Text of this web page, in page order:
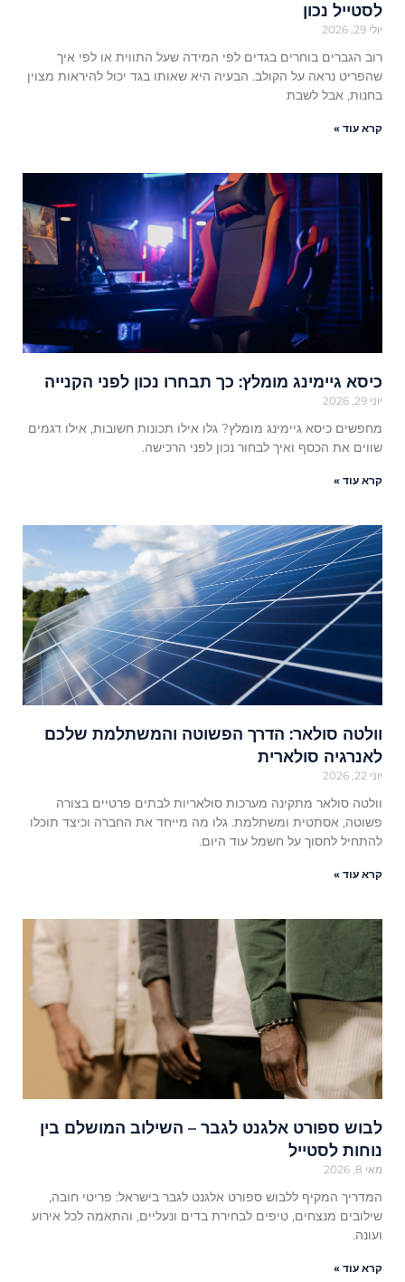
לסטייל נכון
יולי 29, 2026
רוב הגברים בוחרים בגדים לפי המידה שעל התווית או לפי איך
שהפריט נראה על הקולב. הבעיה היא שאותו בגד יכול להיראות מצוין
בחנות, אבל לשבת
קרא עוד »
כיסא גיימינג מומלץ: כך תבחרו נכון לפני הקנייה
יוני 29, 2026
מחפשים כיסא גיימינג מומלץ? גלו אילו תכונות חשובות, אילו דגמים
שווים את הכסף ואיך לבחור נכון לפני הרכישה.
קרא עוד »
וולטה סולאר: הדרך הפשוטה והמשתלמת שלכם
לאנרגיה סולארית
יוני 22, 2026
וולטה סולאר מתקינה מערכות סולאריות לבתים פרטיים בצורה
פשוטה, אסתטית ומשתלמת. גלו מה מייחד את החברה וכיצד תוכלו
להתחיל לחסוך על חשמל עוד היום.
קרא עוד »
לבוש ספורט אלגנט לגבר – השילוב המושלם בין
נוחות לסטייל
מאי 8, 2026
המדריך המקיף ללבוש ספורט אלגנט לגבר בישראל: פריטי חובה,
שילובים מנצחים, טיפים לבחירת בדים ונעליים, והתאמה לכל אירוע
ועונה.
קרא עוד »